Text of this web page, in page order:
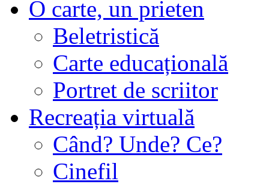
O carte, un prieten
Beletristică
Carte educațională
Portret de scriitor
Recreația virtuală
Când? Unde? Ce?
Cinefil